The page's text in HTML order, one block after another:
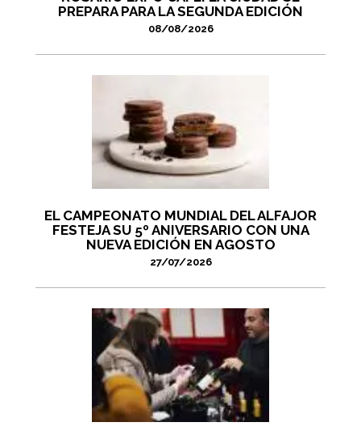
PREPARA PARA LA SEGUNDA EDICIÓN
08/08/2026
EL CAMPEONATO MUNDIAL DEL ALFAJOR
FESTEJA SU 5º ANIVERSARIO CON UNA
NUEVA EDICIÓN EN AGOSTO
27/07/2026